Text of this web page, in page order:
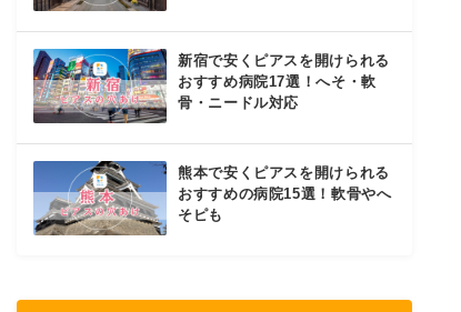
新宿で安くピアスを開けられる
おすすめ病院17選！へそ・軟
骨・ニードル対応
熊本で安くピアスを開けられる
おすすめの病院15選！軟骨やへ
そピも